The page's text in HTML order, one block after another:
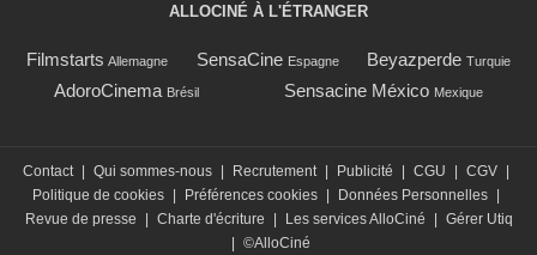
ALLOCINÉ À L'ÉTRANGER
Filmstarts Allemagne SensaCine Espagne Beyazperde Turquie
AdoroCinema Brésil Sensacine México Mexique
Contact | Qui sommes-nous | Recrutement | Publicité | CGU | CGV |
Politique de cookies | Préférences cookies | Données Personnelles |
Revue de presse
| Charte d'écriture | Les services AlloCiné | Gérer Utiq
| ©AlloCiné